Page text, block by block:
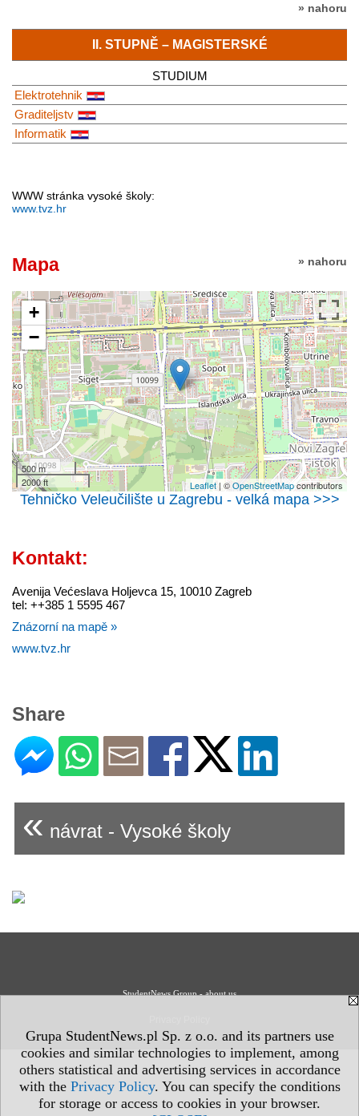
Grupa StudentNews.pl Sp. z o.o. and its partners use
cookies and similar technologies to implement, among
others statistical and advertising services in accordance
with the Privacy Policy. You can specify the conditions
for storage or access to cookies in your browser.
» nahoru
II. STUPNĚ – MAGISTERSKÉ
STUDIUM
Elektrotehnik
Graditeljstv
Informatik
WWW stránka vysoké školy:
www.tvz.hr
» nahoru
Mapa
+
−
500 m
2000 ft
Leaflet | ©OpenStreetMapcontributors
Tehničko Veleučilište u Zagrebu - velká mapa >>>
Kontakt:
Avenija Većeslava Holjevca 15, 10010 Zagreb
tel: ++385 1 5595 467
Znázorní na mapě »
www.tvz.hr
Share
« návrat - Vysoké školy
StudentNews Group - about us